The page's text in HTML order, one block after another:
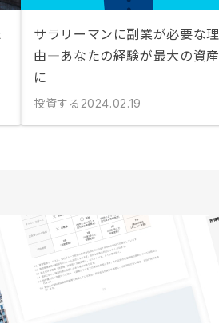
サラリーマンに副業が必要な理
由—あなたの経験が最大の資産
に
投資する 2024.02.19